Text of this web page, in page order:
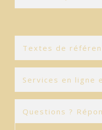
Textes de
Services en ligne
Questions ?